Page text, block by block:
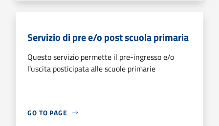
Servizio di pre e/o post scuola primaria
Questo servizio permette il pre-ingresso e/o
l'uscita posticipata alle scuole primarie
GO TO PAGE